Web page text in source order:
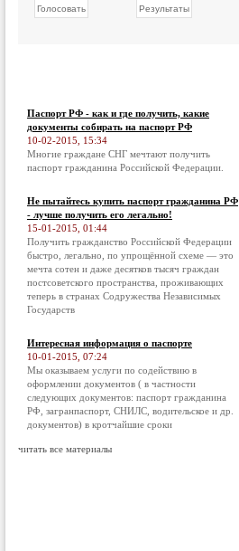
Паспорт РФ - как и где получить, какие
документы собирать на паспорт РФ
10-02-2015, 15:34
Многие граждане СНГ мечтают получить
паспорт гражданина Российской Федерации.
Не пытайтесь купить паспорт гражданина РФ
- лучше получить его легально!
15-01-2015, 01:44
Получить гражданство Российской Федерации
быстро, легально, по упрощённой схеме — это
мечта сотен и даже десятков тысяч граждан
постсоветского пространства, проживающих
теперь в странах Содружества Независимых
Государств
Интересная информация о паспорте
10-01-2015, 07:24
Мы оказываем услуги по содействию в
оформлении документов ( в частности
следующих документов: паспорт гражданина
РФ, загранпаспорт, СНИЛС, водительское и др.
документов) в кротчайшие сроки
читать все материалы